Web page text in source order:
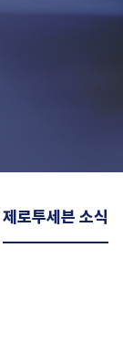
제로투세븐 소식